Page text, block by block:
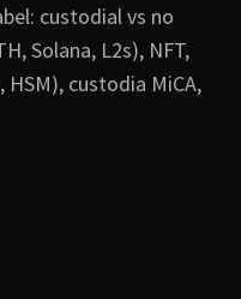
custodial vs no
Solana, L2s), NFT,
custodia MiCA,